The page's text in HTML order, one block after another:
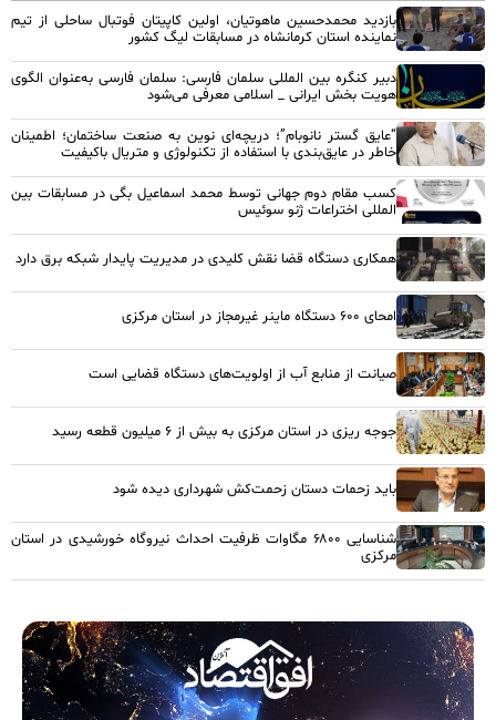
بازدید محمدحسین ماهوتیان، اولین کاپیتان فوتبال ساحلی از تیم
نماینده استان کرمانشاه در مسابقات لیگ کشور
دبیر کنگره بین المللی سلمان فارسی: سلمان فارسی به‌عنوان الگوی
هویت بخش ایرانی _ اسلامی معرفی می‌شود
“عایق گستر نانوبام”؛ دریچه‌ای نوین به صنعت ساختمان؛ اطمینان
خاطر در عایق‌بندی با استفاده از تکنولوژی و متریال باکیفیت
کسب مقام دوم جهانی توسط محمد اسماعیل بگی در مسابقات بین
المللی اختراعات ژنو سوئیس
همکاری دستگاه قضا نقش کلیدی در مدیریت پایدار شبکه برق دارد
امحای ۶۰۰ دستگاه ماینر غیرمجاز در استان مرکزی
صیانت از منابع آب از اولویت‌های دستگاه قضایی است
جوجه ریزی در استان مرکزی به بیش از ۶ میلیون قطعه رسید
باید زحمات دستان زحمت‌کش شهرداری دیده شود
شناسایی ۶۸۰۰ مگاوات ظرفیت احداث نیروگاه خورشیدی در استان
مرکزی